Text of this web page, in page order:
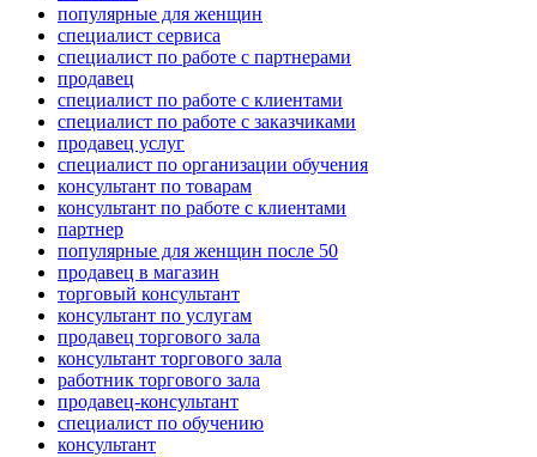
популярные для женщин
специалист сервиса
специалист по работе с партнерами
продавец
специалист по работе с клиентами
специалист по работе с заказчиками
продавец услуг
специалист по организации обучения
консультант по товарам
консультант по работе с клиентами
партнер
популярные для женщин после 50
продавец в магазин
торговый консультант
консультант по услугам
продавец торгового зала
консультант торгового зала
работник торгового зала
продавец-консультант
специалист по обучению
консультант